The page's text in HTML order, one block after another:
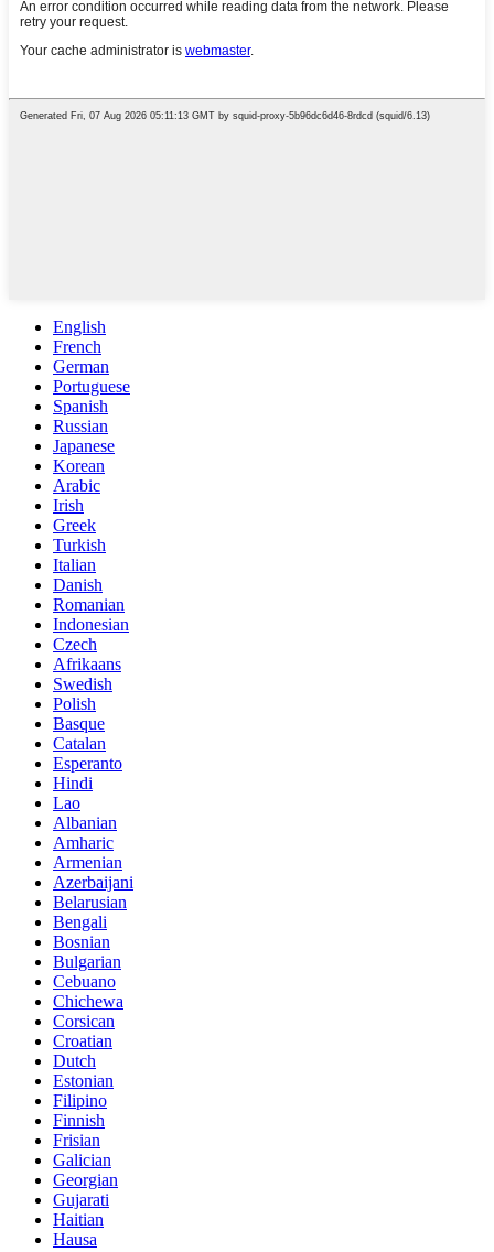
English
French
German
Portuguese
Spanish
Russian
Japanese
Korean
Arabic
Irish
Greek
Turkish
Italian
Danish
Romanian
Indonesian
Czech
Afrikaans
Swedish
Polish
Basque
Catalan
Esperanto
Hindi
Lao
Albanian
Amharic
Armenian
Azerbaijani
Belarusian
Bengali
Bosnian
Bulgarian
Cebuano
Chichewa
Corsican
Croatian
Dutch
Estonian
Filipino
Finnish
Frisian
Galician
Georgian
Gujarati
Haitian
Hausa